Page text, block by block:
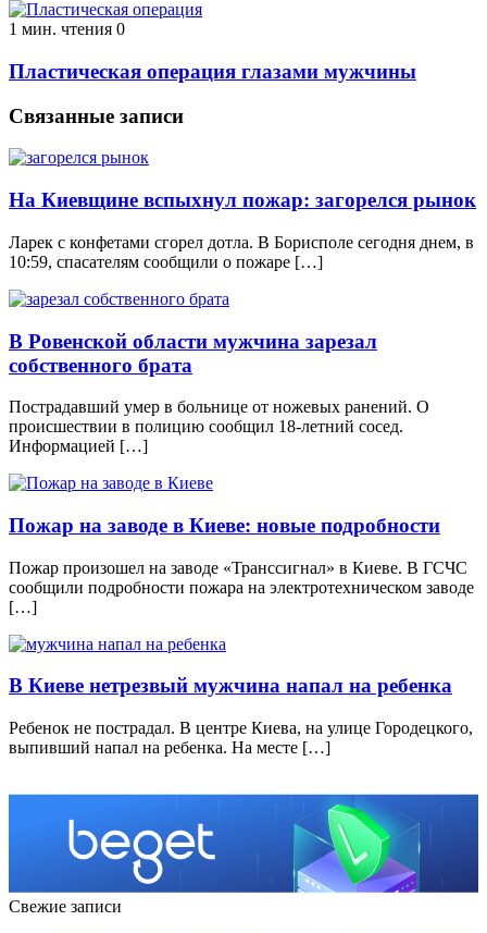
1 мин. чтения 0
Пластическая операция глазами мужчины
Связанные записи
На Киевщине вспыхнул пожар: загорелся рынок
Ларек с конфетами сгорел дотла. В Борисполе сегодня днем, в
10:59, спасателям сообщили о пожаре […]
В Ровенской области мужчина зарезал
собственного брата
Пострадавший умер в больнице от ножевых ранений. О
происшествии в полицию сообщил 18-летний сосед.
Информацией […]
Пожар на заводе в Киеве: новые подробности
Пожар произошел на заводе «Транссигнал» в Киеве. В ГСЧС
сообщили подробности пожара на электротехническом заводе
[…]
В Киеве нетрезвый мужчина напал на ребенка
Ребенок не пострадал. В центре Киева, на улице Городецкого,
выпивший напал на ребенка. На месте […]
Свежие записи